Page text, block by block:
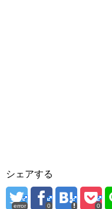
シェアする
error 0 0